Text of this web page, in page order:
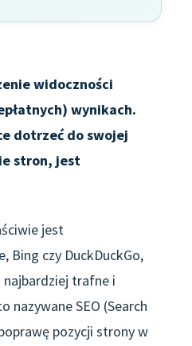
widoczności
wynikach.
dotrzeć do swojej
stron, jest
jest
Bing czy DuckDuckGo,
trafne i
SEO (Search
pozycji strony w